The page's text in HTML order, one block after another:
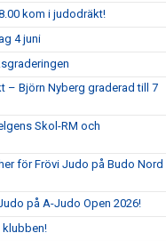
kom i judodräkt!
4 juni
– Björn Nyberg graderad till 7
Skol-RM och
för Frövi Judo på Budo Nord
på A-Judo Open 2026!
klubben!